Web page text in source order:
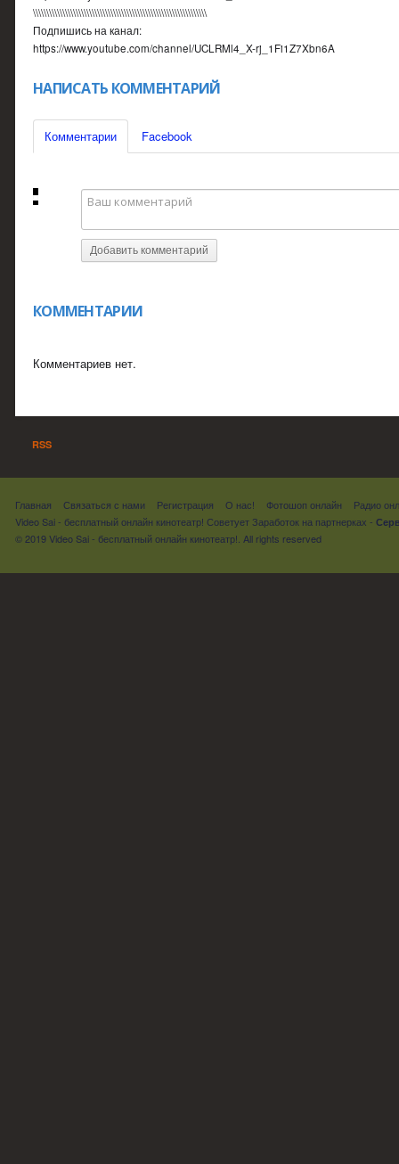
\\\\\\\\\\\\\\\\\\\\\\\\\\\\\\\\\\\\\\\\\\\\\\\\\\\\\\\\\\\\\\\\\
Подпишись на канал:
https://www.youtube.com/channel/UCLRMl4_X-rj_1Fi1Z7Xbn6A
НАПИСАТЬ КОММЕНТАРИЙ
Комментарии Facebook
Добавить комментарий
КОММЕНТАРИИ
Комментариев нет.
RSS
Главная Связаться с нами Регистрация О нас! Фотошоп онлайн
Радио
Video Sai - бесплатный онлайн кинотеатр! Советует Заработок на партнерках -
© 2019 Video Sai - бесплатный онлайн кинотеатр!. All rights reserved